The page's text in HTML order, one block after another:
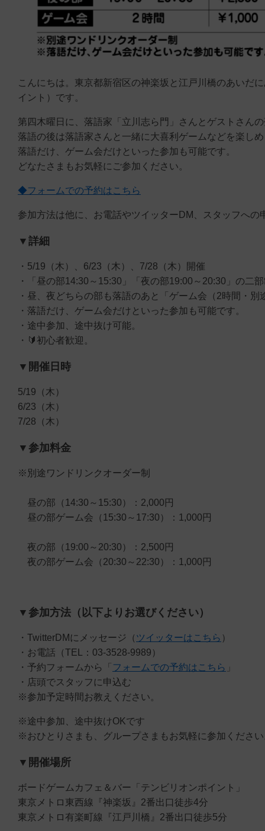
こんにちは。東京都新宿区の神楽坂と江戸川橋のあいだ
イント）です。
第四木曜日に、落語家「立川志ら門」さんとゲストさん
落語の後は落語家さんと一緒に大喜利ゲームなどを楽し
落語だけ、ゲーム会だけといった参加も可能です。
どなたさまもお気軽にご参加ください。
◆フォームでの予約はこちら
参加方法は他に、お電話やツイッターDM、スタッフへの
▼詳細
・5/19（木）、6/23（木）、7/28（木）開催
・「昼の部14:30～15:30」「夜の部19:00～20:30」の二
・昼、夜どちらの部も落語のあと「ゲーム会（2時間・別
・落語だけ、ゲーム会だけといった参加も可能です。
・途中参加、途中抜け可能。
・🔰初心者歓迎。
▼開催日時
5/19（木）
6/23（木）
7/28（木）
▼参加料金
※別途ワンドリンクオーダー制
昼の部（14:30～15:30）：2,000円
昼の部ゲーム会（15:30～17:30）：1,000円
夜の部（19:00～20:30）：2,500円
夜の部ゲーム会（20:30～22:30）：1,000円
▼参加方法（以下よりお選びください）
・TwitterDMにメッセージ（ ツイッターはこちら ）
・お電話（TEL：03-3528-9989）
・予約フォームから「 フォームでの予約はこちら 」
・店頭でスタッフに申込む
※参加予定時間お教えください。
※途中参加、途中抜けOKです
※おひとりさまも、グループさまもお気軽に参加くださ
▼開催場所
ボードゲームカフェ＆バー「テンビリオンポイント」
東京メトロ東西線『神楽坂』2番出口徒歩4分
東京メトロ有楽町線『江戸川橋』2番出口徒歩5分